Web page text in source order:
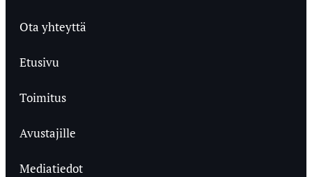
Ota yhteyttä
Etusivu
Toimitus
Avustajille
Mediatiedot